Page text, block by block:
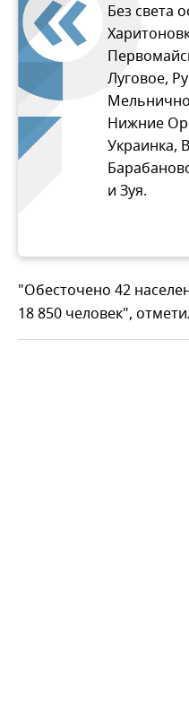
Без света
Луговое,
Нижние
Украинка,
и Зуя.
"Обесточено 42
18 850 человек",